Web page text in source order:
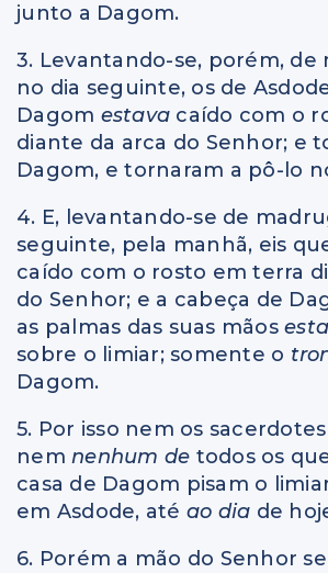
junto a Dagom.
3. Levantando-se, porém, de
no dia seguinte, os de
Dagom estava caído com o
diante da arca do Senhor; e
Dagom, e tornaram a pô-lo
4. E, levantando-se de
seguinte, pela manhã, eis
caído com o rosto em terra
do Senhor; e a cabeça de
as palmas das suas mãos
sobre o limiar; somente o
Dagom.
5. Por isso nem os
nem nenhum de todos os
casa de Dagom pisam o
em Asdode, até ao dia de
6. Porém a mão do Senhor